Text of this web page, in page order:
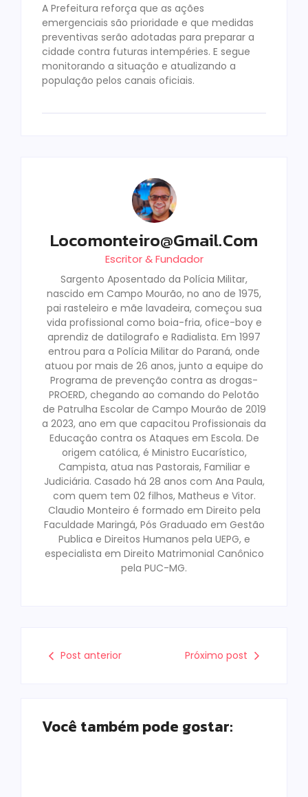
A Prefeitura reforça que as ações
emergenciais são prioridade e que medidas
preventivas serão adotadas para preparar a
cidade contra futuras intempéries. E segue
monitorando a situação e atualizando a
população pelos canais oficiais.
Locomonteiro@gmail.com
Escritor & Fundador
Sargento Aposentado da Polícia Militar,
nascido em Campo Mourão, no ano de 1975,
pai rasteleiro e mãe lavadeira, começou sua
vida profissional como boia-fria, ofice-boy e
aprendiz de datilografo e Radialista. Em 1997
entrou para a Polícia Militar do Paraná, onde
atuou por mais de 26 anos, junto a equipe do
Programa de prevenção contra as drogas-
PROERD, chegando ao comando do Pelotão
de Patrulha Escolar de Campo Mourão de 2019
a 2023, ano em que capacitou Profissionais da
Educação contra os Ataques em Escola. De
origem católica, é Ministro Eucarístico,
Campista, atua nas Pastorais, Familiar e
Judiciária. Casado há 28 anos com Ana Paula,
com quem tem 02 filhos, Matheus e Vitor.
Claudio Monteiro é formado em Direito pela
Faculdade Maringá, Pós Graduado em Gestão
Publica e Direitos Humanos pela UEPG, e
especialista em Direito Matrimonial Canônico
pela PUC-MG.
Post anterior Próximo post
Você também pode gostar: